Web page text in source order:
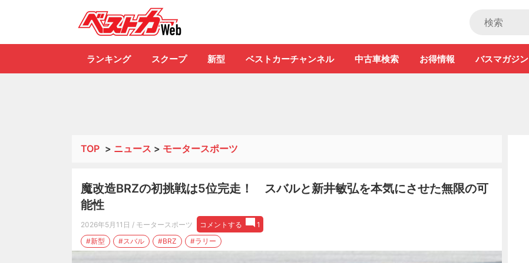
ランキング スクープ 新型 ベストカーチャンネル 中古車検索 お得情報 バスマガジン
TOP > ニュース > モータースポーツ
魔改造BRZの初挑戦は5位完走！ スバルと新井敏弘を本気にさせた無限の可
能性
2026年5月11日 / モータースポーツ コメントする
1
#新型
#スバル #BRZ #ラリー